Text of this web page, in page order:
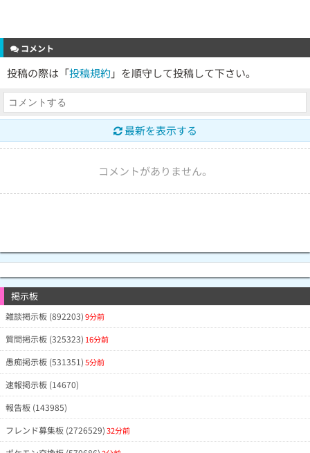
コメント
投稿の際は「投稿規約 」を順守して投稿して下さい。
最新を表示する
コメントがありません。
掲示板
雑談掲示板 (892203)9分前
質問掲示板 (325323) 16分前
愚痴掲示板 (531351)5分前
速報掲示板 (14670)
報告板 (143985)
フレンド募集板 (2726529)32分前